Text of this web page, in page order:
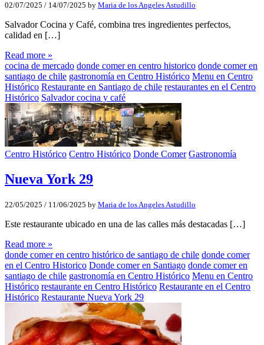
02/07/2025 / 14/07/2025 by Maria de los Angeles Astudillo
Salvador Cocina y Café, combina tres ingredientes perfectos,
calidad en […]
Read more »
cocina de mercado donde comer en centro historico donde comer en
santiago de chile gastronomía en Centro Histórico Menu en Centro
Histórico Restaurante en Santiago de chile restaurantes en el Centro
Histórico Salvador cocina y café
Centro Histórico Centro Histórico Donde Comer Gastronomía
Nueva York 29
22/05/2025 / 11/06/2025 by Maria de los Angeles Astudillo
Este restaurante ubicado en una de las calles más destacadas […]
Read more »
donde comer en centro histórico de santiago de chile donde comer
en el Centro Historico Donde comer en Santiago donde comer en
santiago de chile gastronomía en Centro Histórico Menu en Centro
Histórico restaurante en Centro Histórico Restaurante en el Centro
Histórico Restaurante Nueva York 29